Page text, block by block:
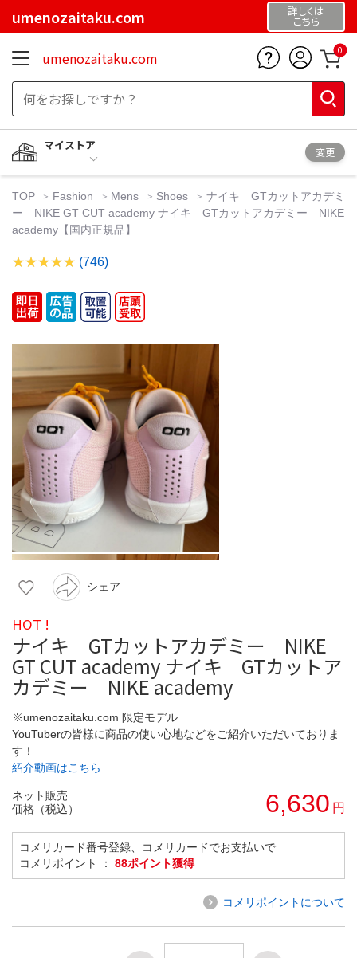
umenozaitaku.com 詳しくは
こちら
umenozaitaku.com 0
マイストア
変更
TOP Fashion Mens Shoes
ナイキ GTカットアカデミ
ー NIKE GT CUT academy ナイキ GTカットアカデミー NIKE
academy【国内正規品】
(746)
シェア
HOT !
ナイキ GTカットアカデミー NIKE
GT CUT academy ナイキ GTカットア
カデミー NIKE academy
※umenozaitaku.com 限定モデル
YouTuberの皆様に商品の使い心地などをご紹介いただいておりま
す！
紹介動画はこちら
ネット販売
価格（税込）
6,630 円
コメリカード番号登録、コメリカードでお支払いで
コメリポイント ： 88ポイント獲得
コメリポイントについて